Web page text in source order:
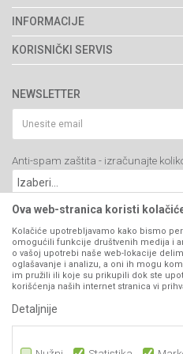
Agromarket doo
Adresa: Kraljevačkog bataljona
34000 Kragujevac, Srbija
webshop@agromarket.rs
PIB: 102135221
Matični broj: 07593252
INFORMACIJE
O nama
Prodavnice
Brendovi
Katalozi
Blog
Najčešća pitanja
KORISNIČKI SERVIS
Politika privatnosti
Kako kupiti
Isporuka
Click & Collect
Načini plaćanja
Plaćanje karticama
Web kredit Raiffeisen banke
Pravo na odustajanje
Reklamacije
Zamena artikala
NEWSLETTER
Anti-spam zaštita - izračunajte
VIBER I SMS NEWSLETTER
PRATITE NAS
Ova web-stranica koristi
Kolačiće upotrebljavamo kako bismo
omogućili funkcije društvenih medija i
o vašoj upotrebi naše web-lokacije
oglašavanje i analizu, a oni ih mogu
im pružili ili koje su prikupili dok ste
korišćenja naših internet stranica vi
Detaljnije